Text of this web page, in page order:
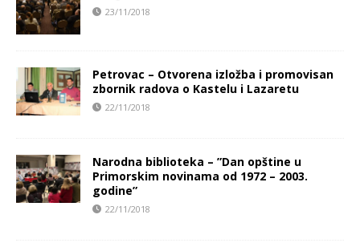
23/11/2018
Petrovac – Otvorena izložba i promovisan
zbornik radova o Kastelu i Lazaretu
22/11/2018
Narodna biblioteka – ”Dan opštine u
Primorskim novinama od 1972 – 2003.
godine”
22/11/2018